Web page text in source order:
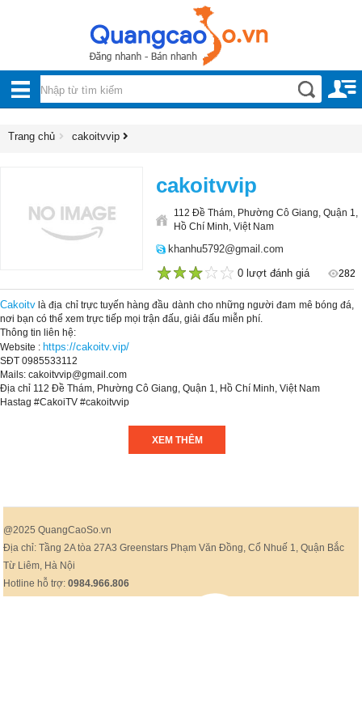
BỘ
Nội, ngoại thất
Điện thoại, Viễn thông
Nhà và Đất
Công nghiệp, xây dựng
Trang chủ cakoitvvip
cakoitvvip
112 Đề Thám, Phường Cô Giang, Quận 1,
Hồ Chí Minh, Việt Nam
khanhu5792@gmail.com
5
4
3
2
1
0 lượt đánh giá 282
Cakoitv là địa chỉ trực tuyến hàng đầu dành cho những người đam mê bóng đá,
nơi bạn có thể xem trực tiếp mọi trận đấu, giải đấu miễn phí.
Thông tin liên hệ:
Website : https://cakoitv.vip/
SĐT 0985533112
Mails: cakoitvvip@gmail.com
Địa chỉ 112 Đề Thám, Phường Cô Giang, Quận 1, Hồ Chí Minh, Việt Nam
Hastag #CakoiTV #cakoitvvip
XEM THÊM
@2025 QuangCaoSo.vn
Địa chỉ: Tầng 2A tòa 27A3 Greenstars Phạm Văn Đồng, Cổ Nhuế 1, Quận Bắc
Từ Liêm, Hà Nội
Hotline hỗ trợ:0984.966.806